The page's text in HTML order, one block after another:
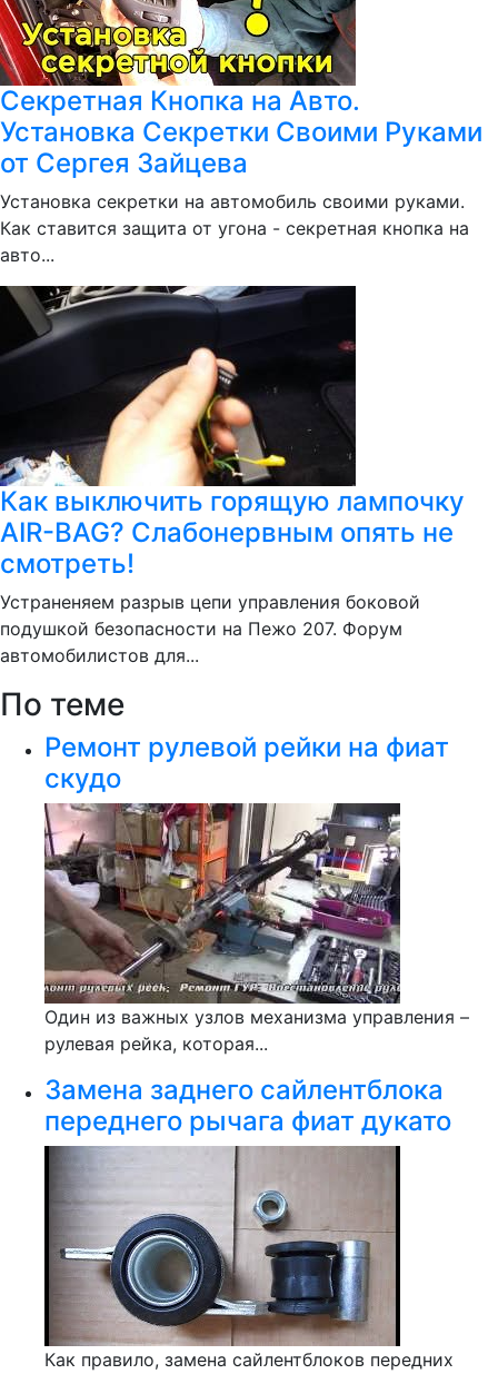
Секретная Кнопка на Авто.
Установка Секретки Своими Руками
от Сергея Зайцева
Установка секретки на автомобиль своими руками.
Как ставится защита от угона - секретная кнопка на
авто...
Как выключить горящую лампочку
AIR-BAG? Слабонервным опять не
смотреть!
Устраненяем разрыв цепи управления боковой
подушкой безопасности на Пежо 207. Форум
автомобилистов для...
По теме
Ремонт рулевой рейки на фиат
скудо
Один из важных узлов механизма управления –
рулевая рейка, которая...
Замена заднего сайлентблока
переднего рычага фиат дукато
Как правило, замена сайлентблоков передних